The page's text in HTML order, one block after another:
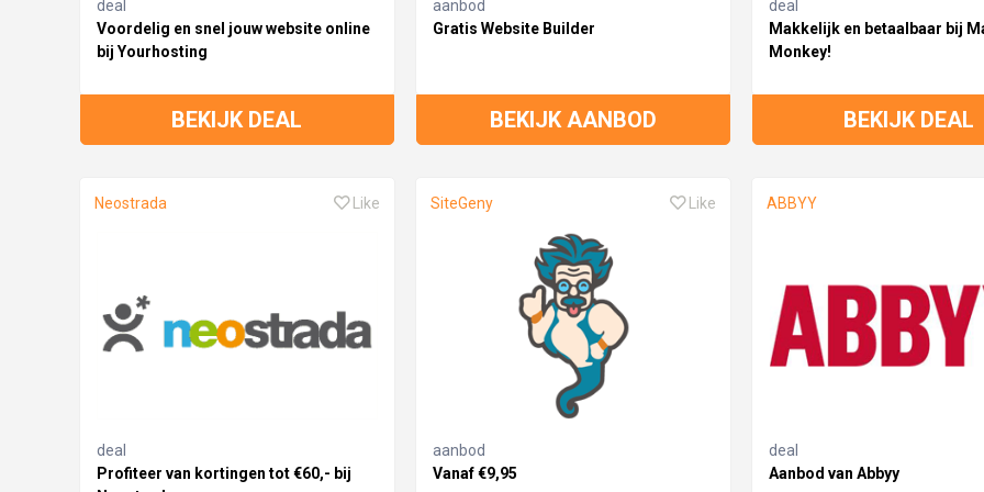
deal
Voordelig en snel jouw website online
bij Yourhosting
BEKIJK DEAL
aanbod
Gratis Website Builder
BEKIJK AANBOD
deal
Makkelijk en betaalbaar bij
Monkey!
BEKIJK DEAL
Neostrada Like
deal
Profiteer van kortingen tot €60,- bij
SiteGeny Like
aanbod
Vanaf €9,95
ABBYY
deal
Aanbod van Abbyy